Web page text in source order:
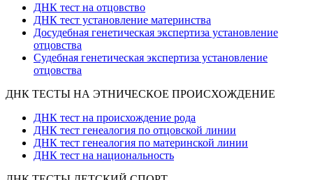
ДНК тест на отцовство
ДНК тест установление материнства
Досудебная генетическая экспертиза установление
отцовства
Судебная генетическая экспертиза установление
отцовства
ДНК ТЕСТЫ НА ЭТНИЧЕСКОЕ ПРОИСХОЖДЕНИЕ
ДНК тест на происхождение рода
ДНК тест генеалогия по отцовской линии
ДНК тест генеалогия по материнской линии
ДНК тест на национальность